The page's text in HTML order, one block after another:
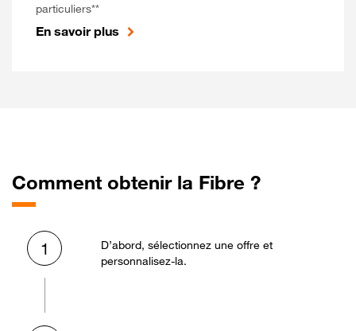
particuliers**
En savoir plus
Comment obtenir la Fibre ?
1
D’abord, sélectionnez une offre et
personnalisez-la.